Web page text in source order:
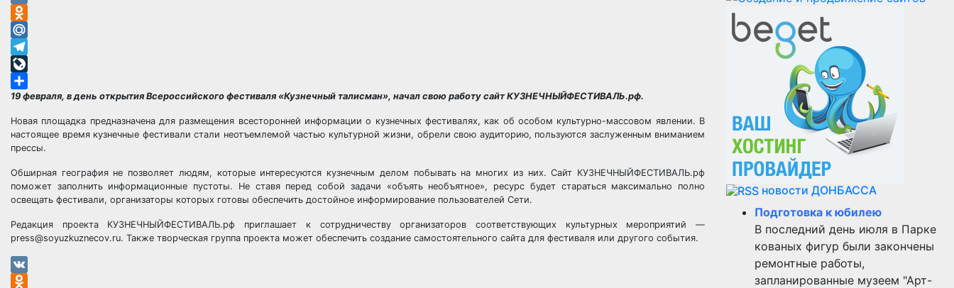
VK
Odnoklassniki
Mail.Ru
Telegram
LiveJournal
Отправить
19 февраля, в день открытия Всероссийского фестиваля «Кузнечный талисман», начал свою работу сайт КУЗНЕЧНЫЙФЕСТИВАЛЬ.рф.
Новая площадка предназначена для размещения всесторонней информации о кузнечных фестивалях, как об особом культурно-массовом явлении. В
настоящее время кузнечные фестивали стали неотъемлемой частью культурной жизни, обрели свою аудиторию, пользуются заслуженным вниманием
прессы.
Обширная география не позволяет людям, которые интересуются кузнечным делом побывать на многих из них. Сайт КУЗНЕЧНЫЙФЕСТИВАЛЬ.рф
поможет заполнить информационные пустоты. Не ставя перед собой задачи «объять необъятное», ресурс будет стараться максимально полно
освещать фестивали, организаторы которых готовы обеспечить достойное информирование пользователей Сети.
Редакция проекта КУЗНЕЧНЫЙФЕСТИВАЛЬ.рф приглашает к сотрудничеству организаторов соответствующих культурных мероприятий —
press@soyuzkuznecov.ru. Также творческая группа проекта может обеспечить создание самостоятельного сайта для фестиваля или другого события.
VK
новости ДОНБАССА
Подготовка к юбилею
В последний день июля в Парке
кованых фигур были закончены
ремонтные работы,
запланированные музеем "Арт-